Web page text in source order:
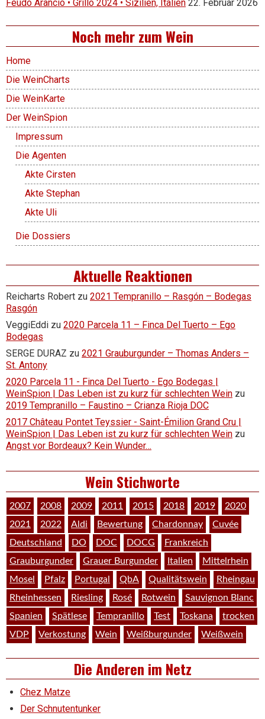
Feudo Arancio • Grillo 2024 • Sizilien, Italien 22. Februar 2026
Noch mehr zum Wein
Home
Die WeinCharts
Die WeinKarte
Der WeinSpion
Impressum
Die Agenten
Akte Cirsten
Akte Stephan
Akte Uli
Die Dossiers
Aktuelle Reaktionen
Reicharts Robert zu 2021 Tempranillo – Rasgón – Bodegas
Rasgón
VeggiEddi zu 2020 Parcela 11 – Finca Del Tuerto – Ego
Bodegas
SERGE DURAZ zu 2021 Grauburgunder – Thomas Anders –
St. Antony
2020 Parcela 11 - Finca Del Tuerto - Ego Bodegas |
WeinSpion | Das Leben ist zu kurz für schlechten Wein zu
2019 Tempranillo – Faustino – Crianza Rioja DOC
2017 Château Pontet Teyssier - Saint-Émilion Grand Cru |
WeinSpion | Das Leben ist zu kurz für schlechten Wein zu
Angst vor Bordeaux? Kein Wunder…
Wein Stichworte
2007 2008 2009 2011 2015 2018 2019
2020
2021
2022 Aldi Bewertung Chardonnay
Cuvée
Deutschland
DO DOC DOCG
Frankreich
Grauburgunder
Grauer Burgunder Italien
Mittelrhein
Mosel
Pfalz Portugal QbA Qualitätswein
Rheingau
Rheinhessen
Riesling Rosé Rotwein
Sauvignon Blanc
Spanien
Spätlese Tempranillo Test Toskana
trocken
VDP
Verkostung Wein Weißburgunder Weißwein
Die Anderen im Netz
Chez Matze
Der Schnutentunker